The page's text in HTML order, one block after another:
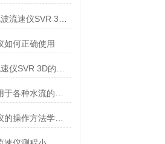
如何正确使用